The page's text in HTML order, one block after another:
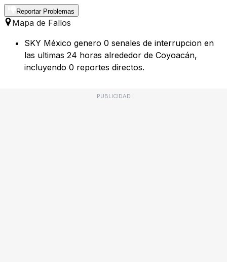
Reportar Problemas
Mapa de Fallos
SKY México genero 0 senales de interrupcion en
las ultimas 24 horas alrededor de Coyoacán,
incluyendo 0 reportes directos.
PUBLICIDAD